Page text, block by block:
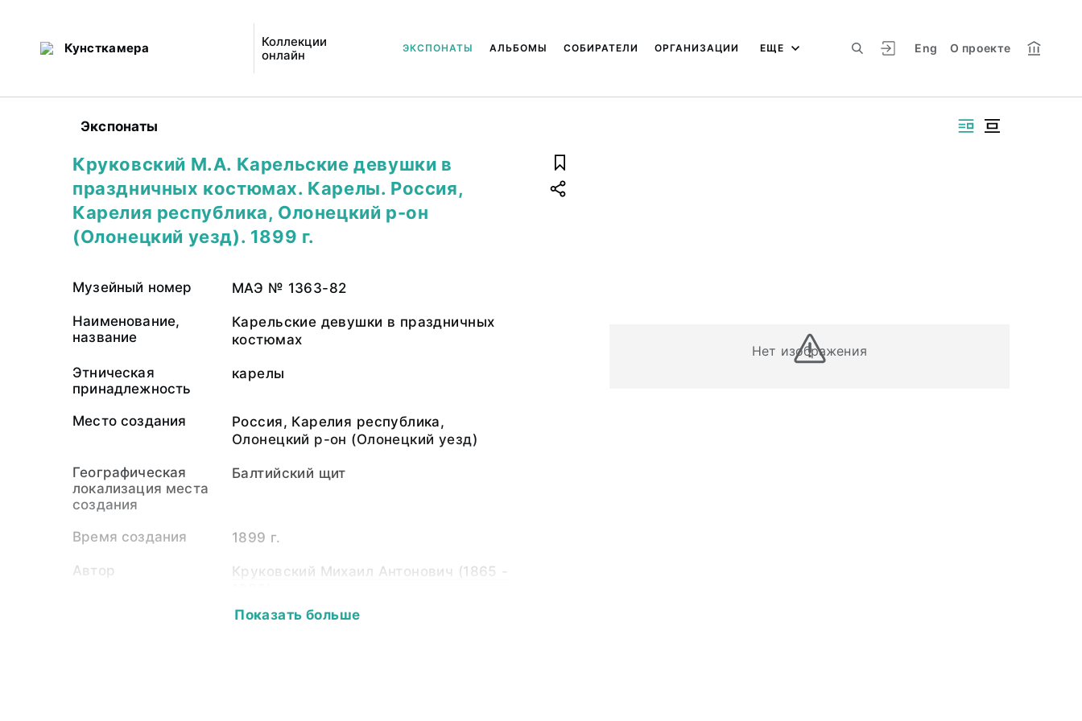
Кунсткамера
Коллекции
онлайн
Eng О проекте
ЭКСПОНАТЫ АЛЬБОМЫ СОБИРАТЕЛИ ОРГАНИЗАЦИИ ЕЩЕ
Экспонаты
Нет изображения
Круковский М.А. Карельские девушки в
праздничных костюмах. Карелы. Россия,
Карелия республика, Олонецкий р-он
(Олонецкий уезд). 1899 г.
Музейный номер МАЭ № 1363-82
Наименование,
название
Карельские девушки в праздничных
костюмах
Этническая
принадлежность
карелы
Место создания
Россия, Карелия республика,
Олонецкий р-он (Олонецкий уезд)
Географическая
локализация места
создания
Балтийский щит
Время создания 1899 г.
Автор
Круковский Михаил Антонович (1865 -
Этнографическая экскурсия
Показать больше